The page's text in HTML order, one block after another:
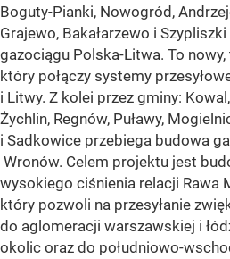
Boguty-Pianki, Nowogród,
Grajewo, Bakałarzewo i
gazociągu Polska-Litwa. To
który połączy systemy
i Litwy. Z kolei przez gminy:
Żychlin, Regnów, Puławy,
i Sadkowice przebiega budowa
Wronów. Celem projektu jest
wysokiego ciśnienia relacji Rawa
który pozwoli na przesyłanie
do aglomeracji warszawskiej i
okolic oraz do południowo-